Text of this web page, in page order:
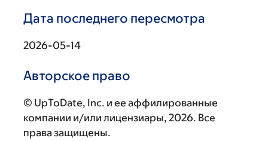
Дата последнего пересмотра
2026-05-14
Авторское право
© UpToDate, Inc. и ее аффилированные
компании и/или лицензиары, 2026. Все
права защищены.